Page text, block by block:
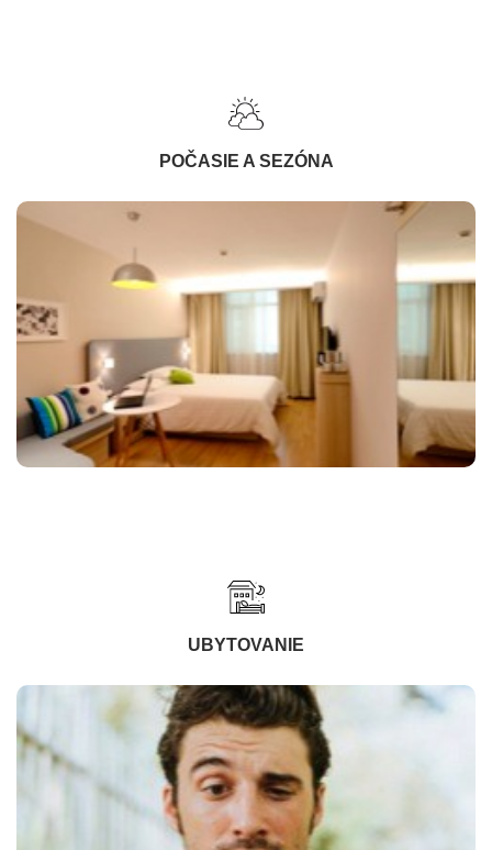
POČASIE A SEZÓNA
UBYTOVANIE